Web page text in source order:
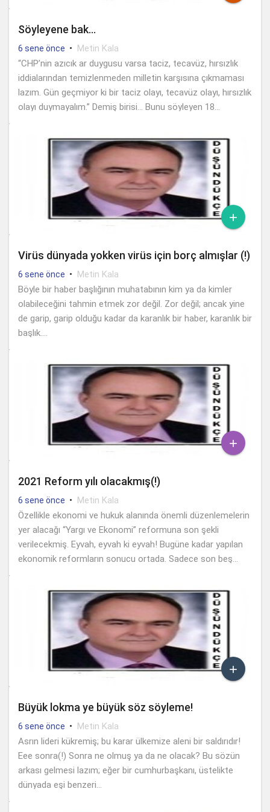
Söyleyene bak…
6 sene önce • Metin Kala
“CHP’nin azıcık ar duygusu varsa taciz, tecavüz, hırsızlık
iddialarından temizlenmeden milletin karşısına çıkmaması
lazım. Gün geçmiyor ki bir taciz olayı, tecavüz olayı, hırsızlık
olayı duymayalım.” Demiş birisi… Bunu söyleyen 18...

Virüs dünyada yokken virüs için borç almışlar (!)
6 sene önce • Metin Kala
Böyle bir haber başlığının muhatabının kim ya da kimler
olabileceğini tahmin etmek zor değil. Zor değil; ancak yine
de garip, garip olduğu kadar da karanlık bir haber, karanlık bir
başlık....

2021 Reform yılı olacakmış(!)
6 sene önce • Metin Kala
Özellikle ekonomi ve hukuk alanında önemli düzenlemelerin
yer alacağı “Yargı ve Ekonomi” reformuna son şekli
verilecekmiş. Eyvah, eyvah ki eyvah! Bugüne kadar yapılan
ekonomik reformların sonucu ortada. Sadece son beş...

Büyük lokma ye büyük söz söyleme!
6 sene önce • Metin Kala
Asrın lideri kükremiş; bu karar ülkemize aleni bir saldırıdır!
Eee sonra(!) Sonra ne olmuş ya da ne olacak? Bu sözün
arkası gelmesi lazım; eğer bir cumhurbaşkanı, üstelikte
dünyada eşi benzeri...